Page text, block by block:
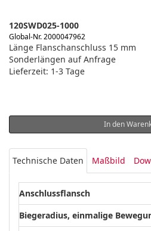
120SWD025-1000
Global-Nr. 2000047962
Länge Flanschanschluss 15 mm
Sonderlängen auf Anfrage
Lieferzeit: 1-3 Tage
In den
Technische Daten Maßbild
Anschlussflansch
Biegeradius, einmalige